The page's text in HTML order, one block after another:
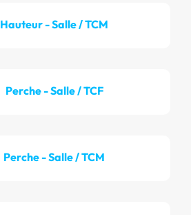
Hauteur - Salle / TCM
Perche - Salle / TCF
Perche - Salle / TCM